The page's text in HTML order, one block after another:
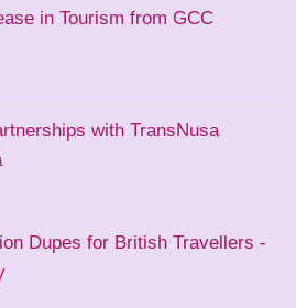
in Tourism from GCC
with TransNusa
Dupes for British Travellers -